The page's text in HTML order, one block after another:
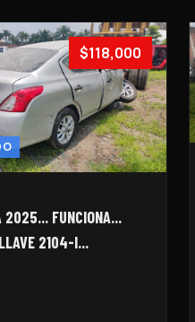
$118,000
2025... FUNCIONA...
2104-I...